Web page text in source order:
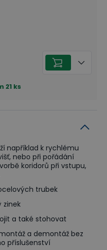
21 ks
například k rychlému
nebo při pořádání
koridorů při vstupu,
trubek
zinek
a také stohovat
a demontáž bez
příslušenství